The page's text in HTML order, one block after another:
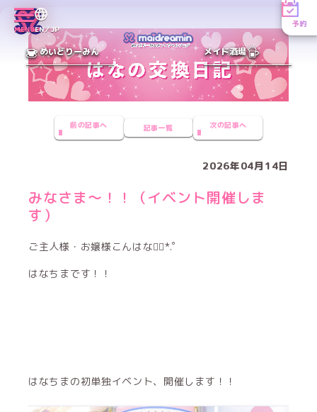
MENUEN／JP
予約
めいどりーみん メイド酒場
前の記事へ 記事一覧 次の記事へ
2026年04月14日
みなさま〜！！（イベント開催しま
す）
ご主人様・お嬢様こんはな❁⃘*.ﾟ
はなちまです！！
はなちまの初単独イベント、開催します！！